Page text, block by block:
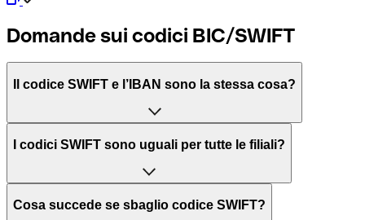
Domande sui codici BIC/SWIFT
Il codice SWIFT e l’IBAN sono la stessa cosa?
L'acronimo SWIFT sta per “Society for Worldwide
per l’elaborazione dei pagamenti tra diversi Paesi.
I codici SWIFT sono uguali per tutte le filiali?
Dipende dalle banche. In alcuni casi le banche utilizzano
Cosa succede se sbaglio codice SWIFT?